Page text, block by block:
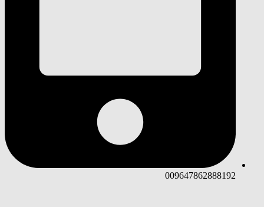
009647862888192